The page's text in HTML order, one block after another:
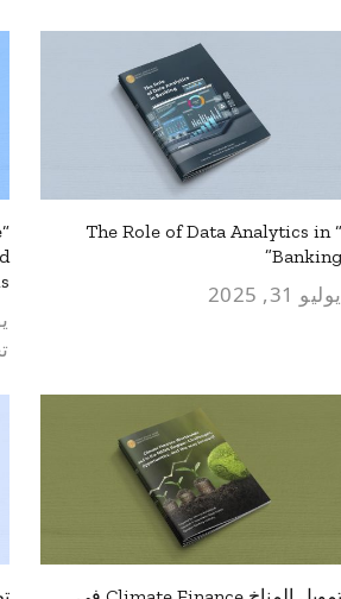
“ The Role of Data Analytics in
Banking”
يوليو 31, 2025